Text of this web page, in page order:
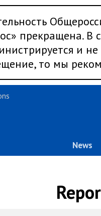
прекращена. В
и
то мы
News